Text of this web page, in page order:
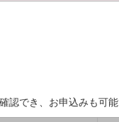
認でき、お申込みも可能